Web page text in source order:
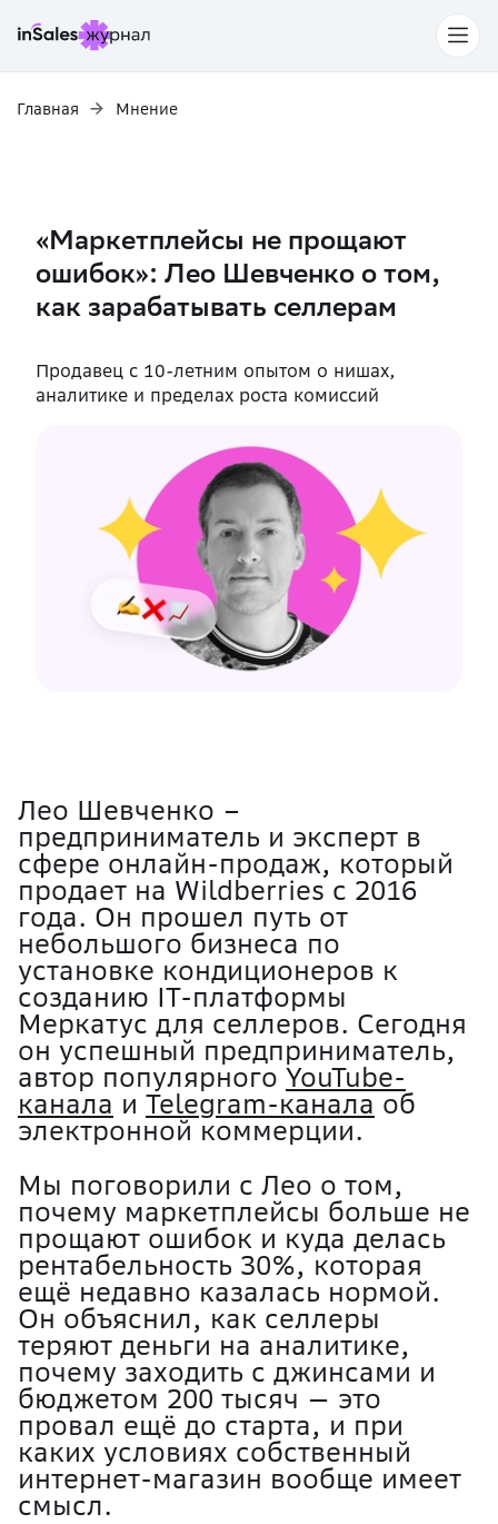
Главная Мнение
«Маркетплейсы не прощают
ошибок»: Лео Шевченко о том,
как зарабатывать селлерам
Продавец с 10-летним опытом о нишах,
аналитике и пределах роста комиссий
Лео Шевченко –
предприниматель и эксперт в
сфере онлайн-продаж, который
продает на Wildberries с 2016
года. Он прошел путь от
небольшого бизнеса по
установке кондиционеров к
созданию IT-платформы
Меркатус для селлеров. Сегодня
он успешный предприниматель,
автор популярного YouTube-
канала и Telegram-канала об
электронной коммерции.
Мы поговорили с Лео о том,
почему маркетплейсы больше не
прощают ошибок и куда делась
рентабельность 30%, которая
ещё недавно казалась нормой.
Он объяснил, как селлеры
теряют деньги на аналитике,
почему заходить с джинсами и
бюджетом 200 тысяч — это
провал ещё до старта, и при
каких условиях собственный
интернет-магазин вообще имеет
смысл.